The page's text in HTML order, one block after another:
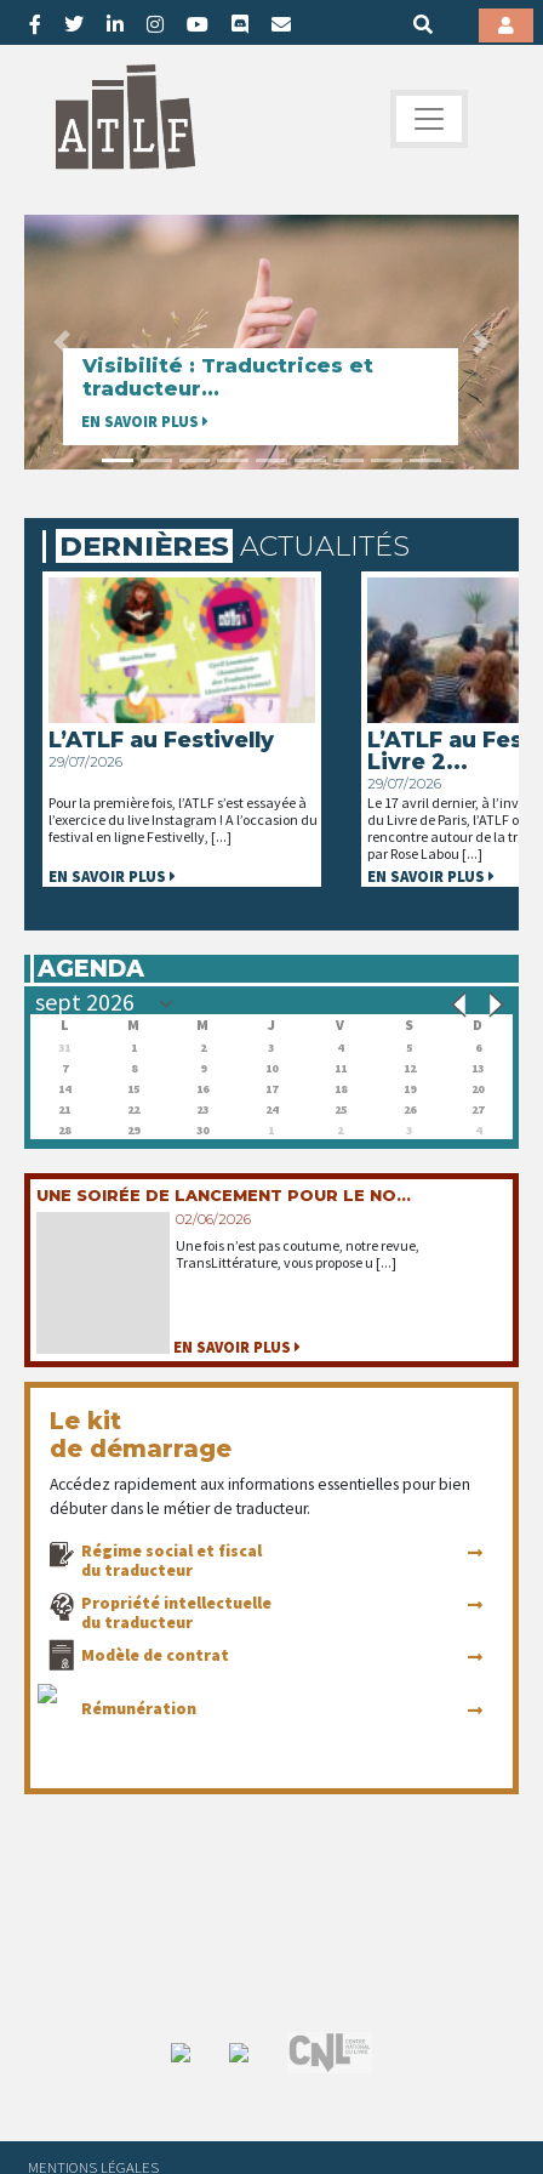
Visibilité : Traductrices et
traducteur...
EN SAVOIR PLUS
Previous Next
DERNIÈRES ACTUALITÉS
L’ATLF au Festivelly
29/07/2026
Pour la première fois, l’ATLF s’est essayée à
l’exercice du live Instagram ! A l’occasion du
festival en ligne Festivelly, [...]
EN SAVOIR PLUS
L’ATLF au
Livre 2...
29/07/2026
Le 17 avril dernier, à
du Livre de Paris, l’ATLF
rencontre autour de la
par Rose Labou [...]
EN SAVOIR PLUS
AGENDA
L M M J V S D
31 1 2 3 4 5
6
7
8 9 10 11 12
13
14
15 16 17 18 19
20
21
22 23 24 25 26
27
28
29 30 1 2 3 4
UNE SOIRÉE DE LANCEMENT POUR LE NO...
02/06/2026
Une fois n’est pas coutume, notre revue,
TransLittérature, vous propose u [...]
EN SAVOIR PLUS
Le kit
de démarrage
Accédez rapidement aux informations essentielles pour bien
débuter dans le métier de traducteur.
Régime social et fiscal
du traducteur
Propriété intellectuelle
du traducteur
Modèle de contrat
Rémunération
MENTIONS LÉGALES